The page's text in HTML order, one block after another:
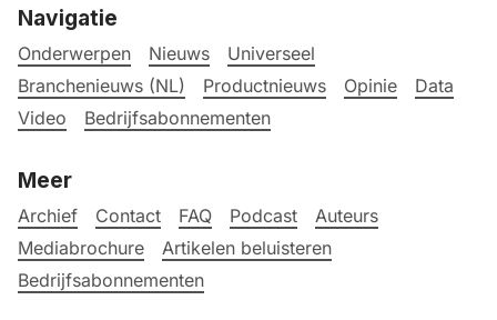
Navigatie
Onderwerpen Nieuws
Universeel
Branchenieuws (NL)
Productnieuws Opinie
Data
Video
Bedrijfsabonnementen
Meer
Archief Contact FAQ Podcast
Auteurs
Mediabrochure
Artikelen beluisteren
Bedrijfsabonnementen